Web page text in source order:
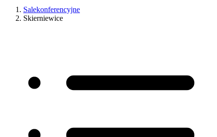
Salekonferencyjne
Skierniewice